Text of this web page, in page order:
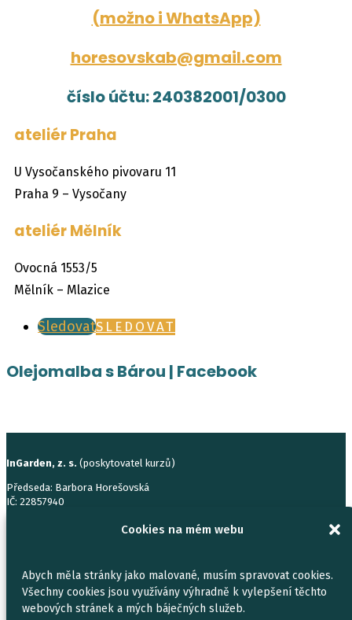
Cookies na mém webu
Abych měla stránky jako malované, musím spravovat cookies.
Všechny cookies jsou využívány výhradně k vylepšení těchto
webových stránek a mých báječných služeb.
(možno i WhatsApp)
horesovskab@gmail.com
číslo účtu: 240382001/0300
ateliér Praha
U Vysočanského pivovaru 11
Praha 9 – Vysočany
ateliér Mělník
Ovocná 1553/5
Mělník – Mlazice
SledovatSLEDOVAT
Olejomalba s Bárou | Facebook
InGarden, z. s. (poskytovatel kurzů)
Předseda: Barbora Horešovská
IČ: 22857940
Spolek zapsán u Městského obchodního soudu v Praze, spisová značka L
InGarden Training Centre s.r.o. (konferenční servis)
Jednatel: Barbora Horešovská
IČ: 04546113